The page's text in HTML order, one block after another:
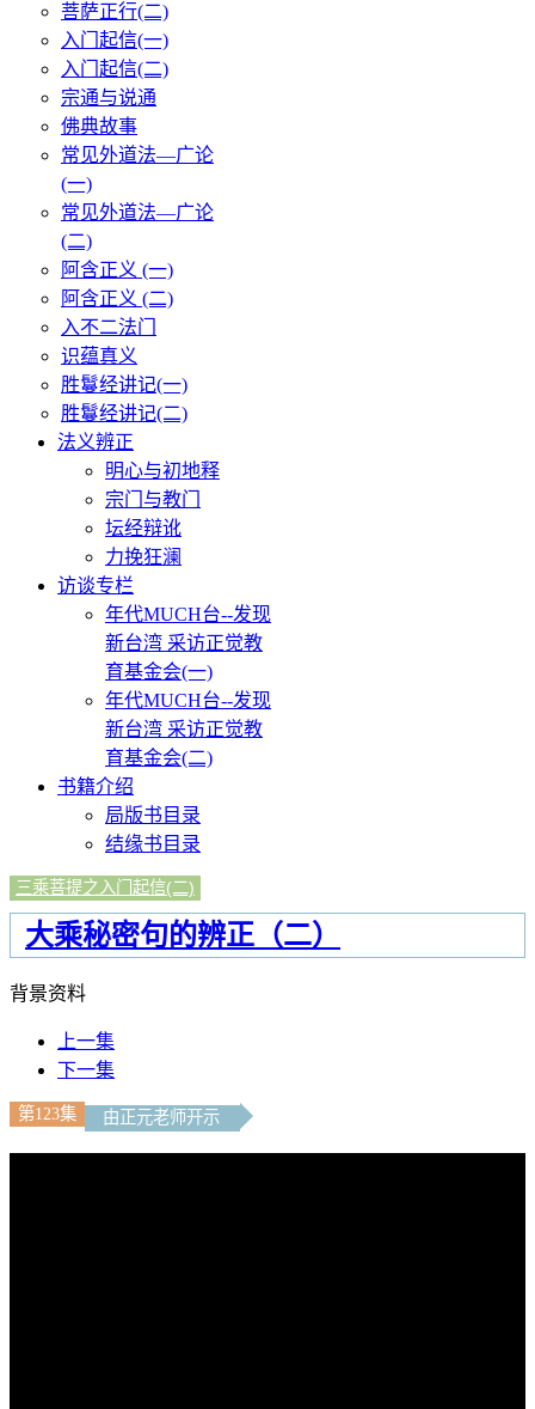
菩萨正行(二)
入门起信(一)
入门起信(二)
宗通与说通
佛典故事
常见外道法—广论
(一)
常见外道法—广论
(二)
阿含正义 (一)
阿含正义 (二)
入不二法门
识蕴真义
胜鬘经讲记(一)
胜鬘经讲记(二)
法义辨正
明心与初地释
宗门与教门
坛经辩讹
力挽狂澜
访谈专栏
年代MUCH台--发现
新台湾 采访正觉教
育基金会(一)
年代MUCH台--发现
新台湾 采访正觉教
育基金会(二)
书籍介绍
局版书目录
结缘书目录
三乘菩提之入门起信(二)
大乘秘密句的辨正（二）
背景资料
上一集
下一集
第123集 由正元老师开示